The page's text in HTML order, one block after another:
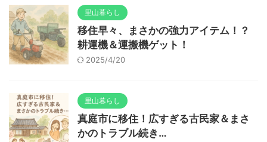
里山暮らし
移住早々、まさかの強力アイテム！？
耕運機＆運搬機ゲット！
2025/4/20
里山暮らし
真庭市に移住！広すぎる古民家＆まさ
かのトラブル続き…